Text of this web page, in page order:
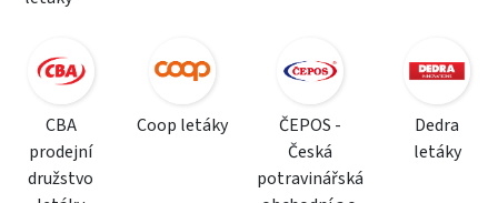
CBA
prodejní
družstvo
Coop letáky
ČEPOS -
Česká
potravinářská
Dedra
letáky